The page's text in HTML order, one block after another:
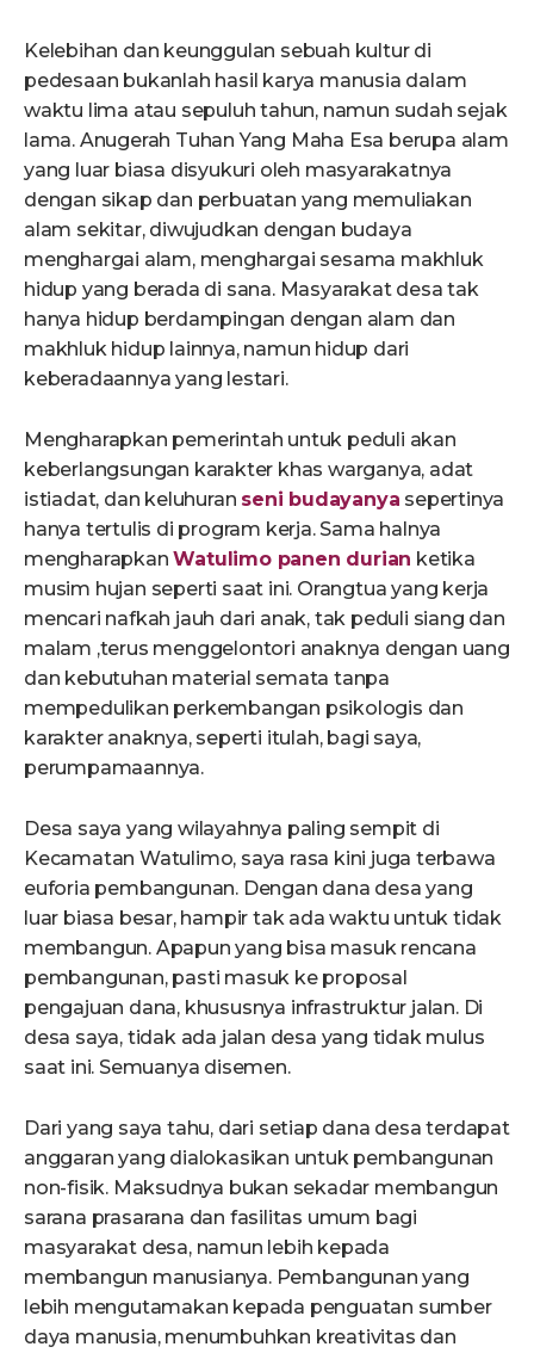
Kelebihan dan keunggulan sebuah kultur di
pedesaan bukanlah hasil karya manusia dalam
waktu lima atau sepuluh tahun, namun sudah sejak
lama. Anugerah Tuhan Yang Maha Esa berupa alam
yang luar biasa disyukuri oleh masyarakatnya
dengan sikap dan perbuatan yang memuliakan
alam sekitar, diwujudkan dengan budaya
menghargai alam, menghargai sesama makhluk
hidup yang berada di sana. Masyarakat desa tak
hanya hidup berdampingan dengan alam dan
makhluk hidup lainnya, namun hidup dari
keberadaannya yang lestari.
Mengharapkan pemerintah untuk peduli akan
keberlangsungan karakter khas warganya, adat
istiadat, dan keluhuran seni budayanya sepertinya
hanya tertulis di program kerja. Sama halnya
mengharapkanWatulimo panen durian ketika
musim hujan seperti saat ini. Orangtua yang kerja
mencari nafkah jauh dari anak, tak peduli siang dan
malam ,terus menggelontori anaknya dengan uang
dan kebutuhan material semata tanpa
mempedulikan perkembangan psikologis dan
karakter anaknya, seperti itulah, bagi saya,
perumpamaannya.
Desa saya yang wilayahnya paling sempit di
Kecamatan Watulimo, saya rasa kini juga terbawa
euforia pembangunan. Dengan dana desa yang
luar biasa besar, hampir tak ada waktu untuk tidak
membangun. Apapun yang bisa masuk rencana
pembangunan, pasti masuk ke proposal
pengajuan dana, khususnya infrastruktur jalan. Di
desa saya, tidak ada jalan desa yang tidak mulus
saat ini. Semuanya disemen.
Dari yang saya tahu, dari setiap dana desa terdapat
anggaran yang dialokasikan untuk pembangunan
non-fisik. Maksudnya bukan sekadar membangun
sarana prasarana dan fasilitas umum bagi
masyarakat desa, namun lebih kepada
membangun manusianya. Pembangunan yang
lebih mengutamakan kepada penguatan sumber
daya manusia, menumbuhkan kreativitas dan